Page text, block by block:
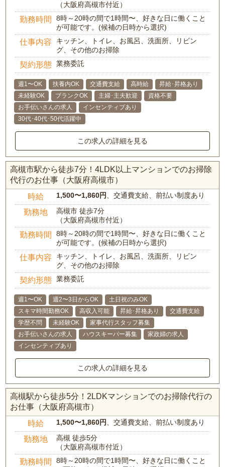
（大阪府高槻市付近）
勤務時間
8時～20時の間で1時間〜、好きな日に働くこと
が可能です。(候補の日時から選択)
仕事内容
キッチン、トイレ、お風呂、洗面所、リビン
グ、その他のお掃除
契約形態 業務委託
週1〜OK 扶養内OK 交通費支給 高時給
昇給･昇格あり
未経験OK
ブランクOK 主婦･主夫歓迎
資格不要
お手伝いさんの求人
インセンティブあり
30代･40代･50代活躍中
この求人の詳細を見る
高槻市駅から徒歩7分！4LDK以上マンションでのお掃除
代行のお仕事（大阪府高槻市）
時給 1,500〜1,860円 、交通費支給、前払い制度あり
勤務地
高槻市 徒歩7分
（大阪府高槻市付近）
勤務時間
8時～20時の間で1時間〜、好きな日に働くこと
が可能です。(候補の日時から選択)
仕事内容
キッチン、トイレ、お風呂、洗面所、リビン
グ、その他のお掃除
契約形態 業務委託
週1〜OK 週2〜3日からOK
土日祝のみOK
スキマ時間勤務OK
高収入可能 昇給･昇格あり
交通費支給
学歴不問
未経験OK
家事代行スタッフ募集
お手伝いさんの求人
ハウスキーパー募集
家政婦の求人
インセンティブあり
この求人の詳細を見る
高槻駅から徒歩5分！2LDKマンションでのお掃除代行の
お仕事（大阪府高槻市）
時給 1,500〜1,860円 、交通費支給、前払い制度あり
勤務地
高槻 徒歩5分
（大阪府高槻市付近）
勤務時間
8時～20時の間で1時間〜、好きな日に働くこと